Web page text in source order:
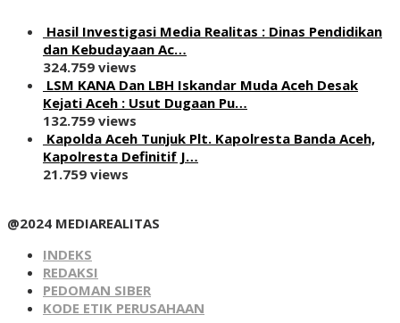
Hasil Investigasi Media Realitas : ‎Dinas Pendidikan
dan Kebudayaan Ac…
324.759 views
LSM KANA Dan LBH Iskandar Muda Aceh Desak
Kejati Aceh : Usut Dugaan Pu…
132.759 views
Kapolda Aceh Tunjuk Plt. Kapolresta Banda Aceh,
Kapolresta Definitif J…
21.759 views
@2024 MEDIAREALITAS
INDEKS
REDAKSI
PEDOMAN SIBER
KODE ETIK PERUSAHAAN